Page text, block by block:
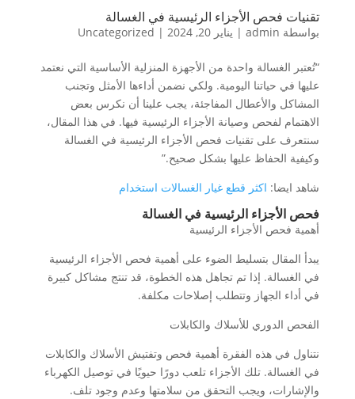
تقنيات فحص الأجزاء الرئيسية في الغسالة
بواسطة admin
| يناير 20, 2024 |
Uncategorized
“تُعتبر الغسالة واحدة من الأجهزة المنزلية الأساسية التي نعتمد
عليها في حياتنا اليومية. ولكي نضمن أداءها الأمثل وتجنب
المشاكل والأعطال المفاجئة، يجب علينا أن نكرس بعض
الاهتمام لفحص وصيانة الأجزاء الرئيسية فيها. في هذا المقال،
سنتعرف على تقنيات فحص الأجزاء الرئيسية في الغسالة
وكيفية الحفاظ عليها بشكل صحيح.”
شاهد ايضا: اكثر قطع غيار الغسالات استخدام
فحص الأجزاء الرئيسية في الغسالة
أهمية فحص الأجزاء الرئيسية
يبدأ المقال بتسليط الضوء على أهمية فحص الأجزاء الرئيسية
في الغسالة. إذا تم تجاهل هذه الخطوة، قد تنتج مشاكل كبيرة
في أداء الجهاز وتتطلب إصلاحات مكلفة.
الفحص الدوري للأسلاك والكابلات
نتناول في هذه الفقرة أهمية فحص وتفتيش الأسلاك والكابلات
في الغسالة. تلك الأجزاء تلعب دورًا حيويًا في توصيل الكهرباء
والإشارات، ويجب التحقق من سلامتها وعدم وجود تلف.